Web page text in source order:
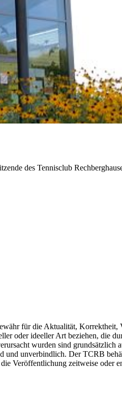
des Tennisclub
für die Aktualität, Korrektheit,
oder ideeller Art beziehen, die
wurden sind grundsätzlich
unverbindlich. Der TCRB
Veröffentlichung zeitweise oder